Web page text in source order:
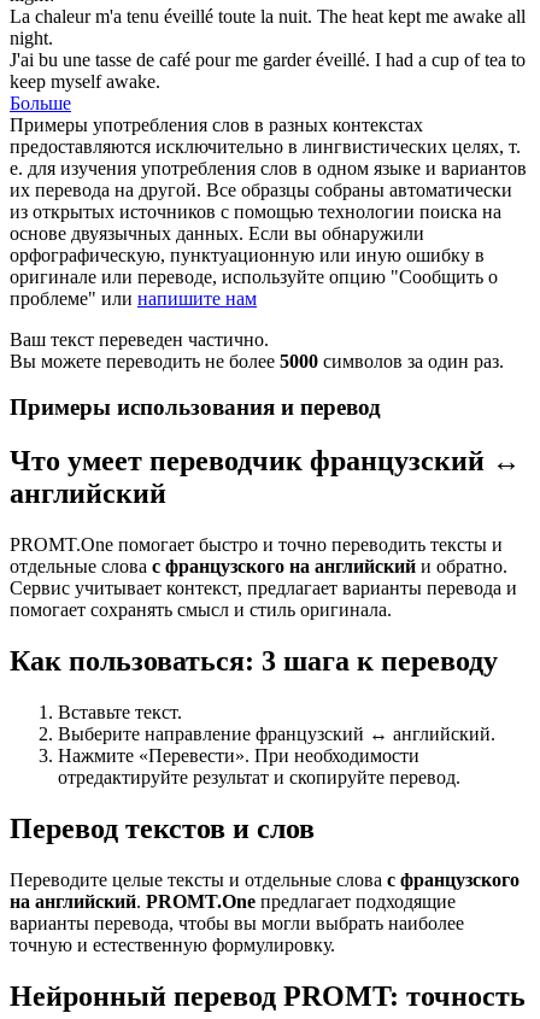
La chaleur m'a tenu éveillé toute la nuit. The heat kept me awake all
night.
J'ai bu une tasse de café pour me garderéveillé. I had a cup of tea to
keep myselfawake.
Больше
Примеры употребления слов в разных контекстах
предоставляются исключительно в лингвистических целях, т.
е. для изучения употребления слов в одном языке и вариантов
их перевода на другой. Все образцы собраны автоматически
из открытых источников с помощью технологии поиска на
основе двуязычных данных. Если вы обнаружили
орфографическую, пунктуационную или иную ошибку в
оригинале или переводе, используйте опцию "Сообщить о
проблеме" или напишите нам
Ваш текст переведен частично.
Вы можете переводить не более 5000 символов за один раз.
Примеры использования и перевод
Что умеет переводчик французский ↔
английский
PROMT.One помогает быстро и точно переводить тексты и
отдельные слова с французского на английский и обратно.
Сервис учитывает контекст, предлагает варианты перевода и
помогает сохранять смысл и стиль оригинала.
Как пользоваться: 3 шага к переводу
Вставьте текст.
Выберите направление французский ↔ английский.
Нажмите «Перевести». При необходимости
отредактируйте результат и скопируйте перевод.
Перевод текстов и слов
Переводите целые тексты и отдельные слова с французского
на английский. PROMT.One предлагает подходящие
варианты перевода, чтобы вы могли выбрать наиболее
точную и естественную формулировку.
Нейронный перевод PROMT: точность